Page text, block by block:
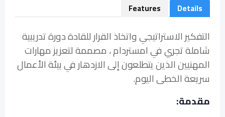
Details
Features
التفكير الاستراتيجي واتخاذ القرار للقادة دورة تدريبية
شاملة تجري في امستردام ، مصممة لتعزيز مهارات
المهنيين الذين يتطلعون إلى الازدهار في بيئة الأعمال
سريعة الخطى اليوم.
مقدمة: